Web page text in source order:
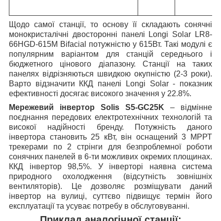
Щодо самої станції, то основу її складають сонячні
монокристалічні двосторонні панелі Longi Solar LR8-
66HGD-615M Bifacial
потужністю у 615Вт. Такі модулі є
популярним варіантом для станцій середнього і
бюджетного цінового діапазону. Станції на таких
панелях відрізняються швидкою окупністю (2-3 роки).
Варто відзначити ККД панелі Longi Solar - показник
ефективності досягає високого значення у 22.8%.
Мережевий інвертор Solis S5-GC25K – відмінне
поєднання передових електротехнічних технологій та
високої надійності бренду. Потужність даного
інвертора становить 25 кВт, він оснащений 3 МРРТ
трекерами по 2 стрінги для безпроблемної роботи
сонячних панелей в 6-ти можливих окремих площинах.
ККД інвертор 98,5%. У інверторі наявна система
природного охолодження (відсутність зовнішніх
вентиляторів). Це дозволяє розміщувати даний
інвертор на вулиці, суттєво підвищує термін його
експлуатації та усуває потребу в обслуговуванні.